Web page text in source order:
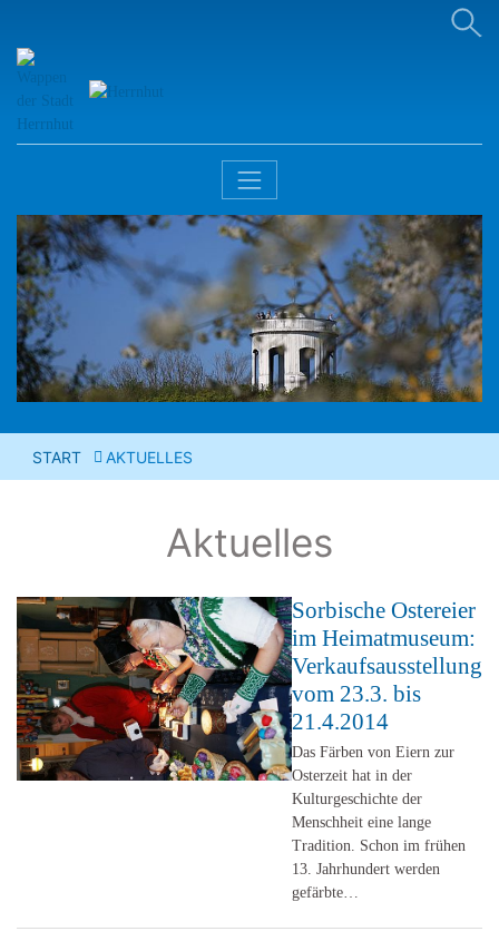
START AKTUELLES
Aktuelles
Sorbische Ostereier
im Heimatmuseum:
Verkaufsausstellung
vom 23.3. bis
21.4.2014
Das Färben von Eiern zur
Osterzeit hat in der
Kulturgeschichte der
Menschheit eine lange
Tradition. Schon im frühen
13. Jahrhundert werden
gefärbte…